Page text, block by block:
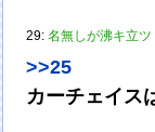
29:名無しが沸キ立ツ
>>25
カーチェイス